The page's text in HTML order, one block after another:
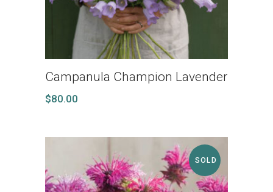
Campanula Champion Lavender
$80.00
SOLD